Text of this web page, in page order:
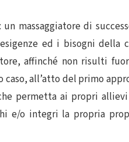
massaggiatore di
ed i bisogni della
affinché non risulti
all’atto del primo
permetta ai propri
e/o integri la propria